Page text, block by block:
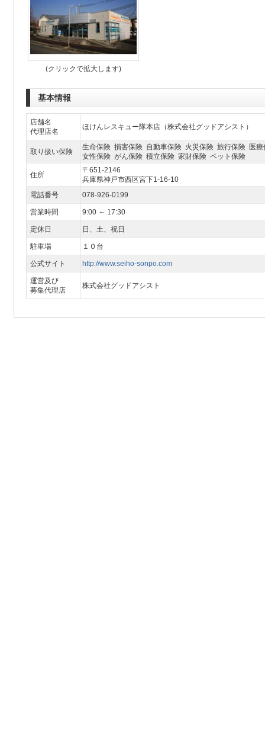
(クリックで拡大します)
基本情報
店舗名
代理店名
ほけんレスキュー隊本店（株式会社グッドアシスト）
取り扱い保険
生命保険 損害保険 自動車保険 火災保険 旅行保険 医
女性保険 がん保険 積立保険 家財保険 ペット保険
住所
〒651-2146
兵庫県神戸市西区宮下1-16-10
電話番号
078-926-0199
営業時間 9:00 ～ 17:30
定休日 日、土、祝日
駐車場 １０台
公式サイト http://www.seiho-sonpo.com
運営及び
募集代理店
株式会社グッドアシスト